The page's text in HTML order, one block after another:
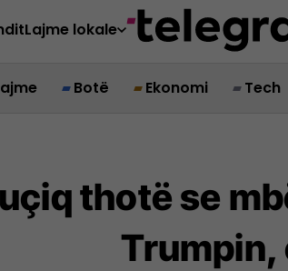
Lajme lokale
Botë Ekonomi Tech
thotë se
Trumpin,